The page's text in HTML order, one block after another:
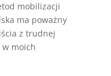
mobilizacji
ma poważny
z trudnej
moich